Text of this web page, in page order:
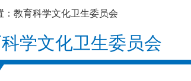
教育科学文化卫生委员会
学文化卫生委员会